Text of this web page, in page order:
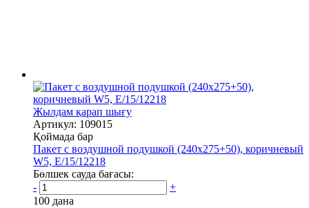
Жылдам қарап шығу
Артикул: 109015
Қоймада бар
Пакет с воздушной подушкой (240х275+50), коричневый
W5, Е/15/12218
Бөлшек сауда бағасы:
-
+
100 дана